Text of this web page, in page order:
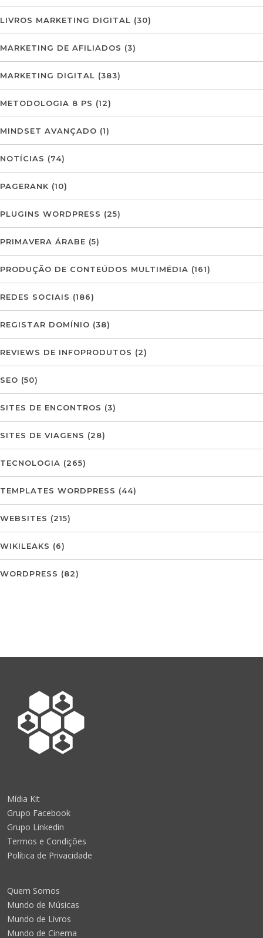
LIVROS MARKETING DIGITAL (30)
MARKETING DE AFILIADOS (3)
MARKETING DIGITAL (383)
METODOLOGIA 8 PS (12)
MINDSET AVANÇADO (1)
NOTÍCIAS (74)
PAGERANK (10)
PLUGINS WORDPRESS (25)
PRIMAVERA ÁRABE (5)
PRODUÇÃO DE CONTEÚDOS MULTIMÉDIA (161)
REDES SOCIAIS (186)
REGISTAR DOMÍNIO (38)
REVIEWS DE INFOPRODUTOS (2)
SEO (50)
SITES DE ENCONTROS (3)
SITES DE VIAGENS (28)
TECNOLOGIA (265)
TEMPLATES WORDPRESS (44)
WEBSITES (215)
WIKILEAKS (6)
WORDPRESS (82)
Mídia Kit
Grupo Facebook
Grupo Linkedin
Termos e Condições
Política de Privacidade
Quem Somos
Mundo de Músicas
Mundo de Livros
Mundo de Cinema